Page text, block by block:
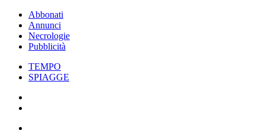
Abbonati
Annunci
Necrologie
Pubblicità
TEMPO
SPIAGGE